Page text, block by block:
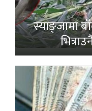
स्याङ्जामा